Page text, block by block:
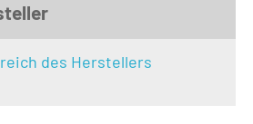
des Herstellers